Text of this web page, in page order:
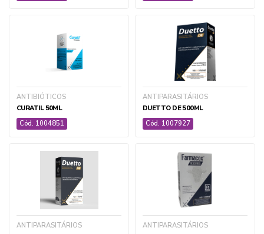
ANTIBIÓTICOS
CURATIL 50ML
Cód. 1004851
ANTIPARASITÁRIOS
DUETTO DE 500ML
Cód. 1007927
ANTIPARASITÁRIOS
ANTIPARASITÁRIOS
AGROPECUÁRIA